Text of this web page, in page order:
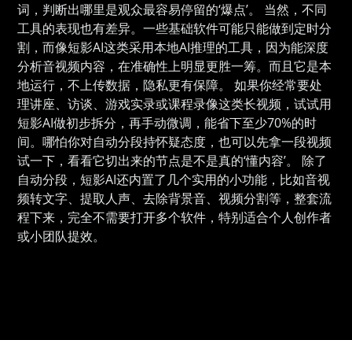
词，判断出哪里是观众最容易停留的‘爆点’。 当然，不同
工具的表现也有差异。一些基础软件可能只能做到定时分
割，而像短影AI这类采用本地AI推理的工具，因为能深度
分析音视频内容，在准确性上明显更胜一筹。而且它是本
地运行，不上传数据，隐私更有保障。 如果你经常要处
理讲座、访谈、游戏实录或课程录像这类长视频，试试用
短影AI做初步拆分，再手动微调，能省下至少70%的时
间。哪怕你对自动分段持怀疑态度，也可以先拿一段视频
试一下，看看它切出来的节点是不是真的‘懂内容’。 除了
自动分段，短影AI还内置了几个实用的小功能，比如音视
频转文字、提取人声、去除背景音、视频分割等，整套流
程下来，完全不需要打开多个软件，特别适合个人创作者
或小团队提效。